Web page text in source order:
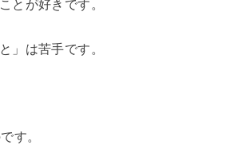
とが好きです。
」は苦手です。
す。